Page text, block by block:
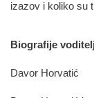
izazov i koliko su
Biografije
Davor Horvatić